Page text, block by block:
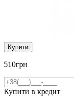
Купити
510грн
Купити в кредит